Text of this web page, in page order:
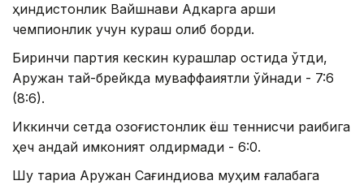
ҳиндистонлик Вайшнави Адкарга қарши
чемпионлик учун кураш олиб борди.
Биринчи партия кескин курашлар остида ўтди,
Аружан тай-брейкда муваффақиятли ўйнади - 7:6
(8:6).
Иккинчи сетда қозоғистонлик ёш теннисчи рақибига
ҳеч қандай имконият қолдирмади - 6:0.
Шу тариқа Аружан Сағиндиқова муҳим ғалабага